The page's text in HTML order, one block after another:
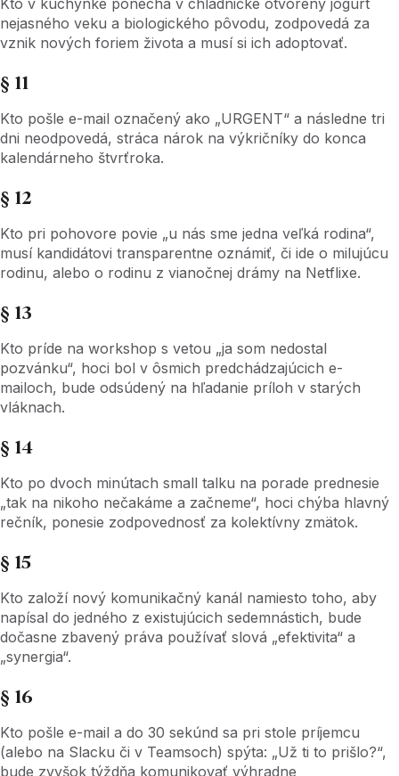
nejasného veku a biologického pôvodu, zodpovedá za
vznik nových foriem života a musí si ich adoptovať.
§ 11
Kto pošle e-mail označený ako „URGENT“ a následne tri
dni neodpovedá, stráca nárok na výkričníky do konca
kalendárneho štvrťroka.
§ 12
Kto pri pohovore povie „u nás sme jedna veľká rodina“,
musí kandidátovi transparentne oznámiť, či ide o milujúcu
rodinu, alebo o rodinu z vianočnej drámy na Netflixe.
§ 13
Kto príde na workshop s vetou „ja som nedostal
pozvánku“, hoci bol v ôsmich predchádzajúcich e-
mailoch, bude odsúdený na hľadanie príloh v starých
vláknach.
§ 14
Kto po dvoch minútach small talku na porade prednesie
„tak na nikoho nečakáme a začneme“, hoci chýba hlavný
rečník, ponesie zodpovednosť za kolektívny zmätok.
§ 15
Kto založí nový komunikačný kanál namiesto toho, aby
napísal do jedného z existujúcich sedemnástich, bude
dočasne zbavený práva používať slová „efektivita“ a
„synergia“.
§ 16
Kto pošle e-mail a do 30 sekúnd sa pri stole príjemcu
(alebo na Slacku či v Teamsoch) spýta: „Už ti to prišlo?“,
bude zvyšok týždňa komunikovať výhradne